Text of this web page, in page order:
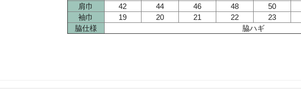
肩巾
42 44 46 48 50
袖巾
19 20 21 22 23
脇仕様
脇ハギ